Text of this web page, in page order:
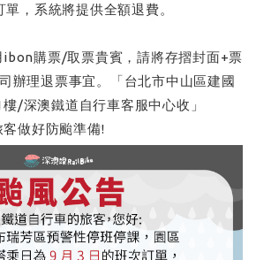
，系統將提供全額退費。
購票/取票貴賓，請將存摺封面+票
辦理退票事宜。「台北市中山區建國
/深澳鐵道自行車客服中心收」
做好防颱準備!